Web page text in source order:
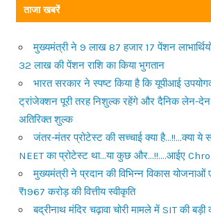
ताजा खबरें
मुख्यमंत्री ने 9 लाख 87 हजार 17 पेंशन
32 लाख की पेंशन राशि का किया भुगतान
भारत सरकार ने स्पष्ट किया है कि यूपीआई
ट्रांजेक्शन पूरी तरह निशुल्क रहेंगे और दैनिक लेन-देन
अतिरिक्त शुल्क
जंतर-मंतर प्रोटेस्ट की सच्चाई क्या है…!!…क्या ये
NEET का प्रोटेस्ट था…या कुछ और…!!….आईए
मुख्यमंत्री ने प्रदान की विभिन्न विकास योजनाओं
₹1967 करोड़ की वित्तीय स्वीकृति
बद्रीनाथ मंदिर चढ़ावा चोरी मामले में SIT की बड़ी